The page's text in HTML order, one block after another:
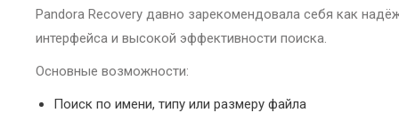
Pandora Recovery давно зарекомендовала себя как
интерфейса и высокой эффективности поиска.
Основные возможности:
Поиск по имени, типу или размеру файла